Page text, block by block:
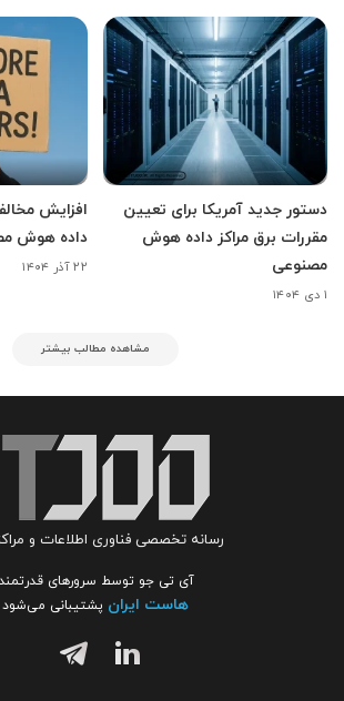
دستور جدید آمریکا برای تعیین
مقررات برق مراکز داده هوش
مصنوعی
۱ دی ۱۴۰۴
افزایش
داده هوش
۲۲ آذر ۱۴۰۴
مشاهده مطالب بیشتر
رسانه تخصصی فناوری اطلاعات و
آی تی جو توسط سرورهای
هاست ایران پشتیبانی می‌شود